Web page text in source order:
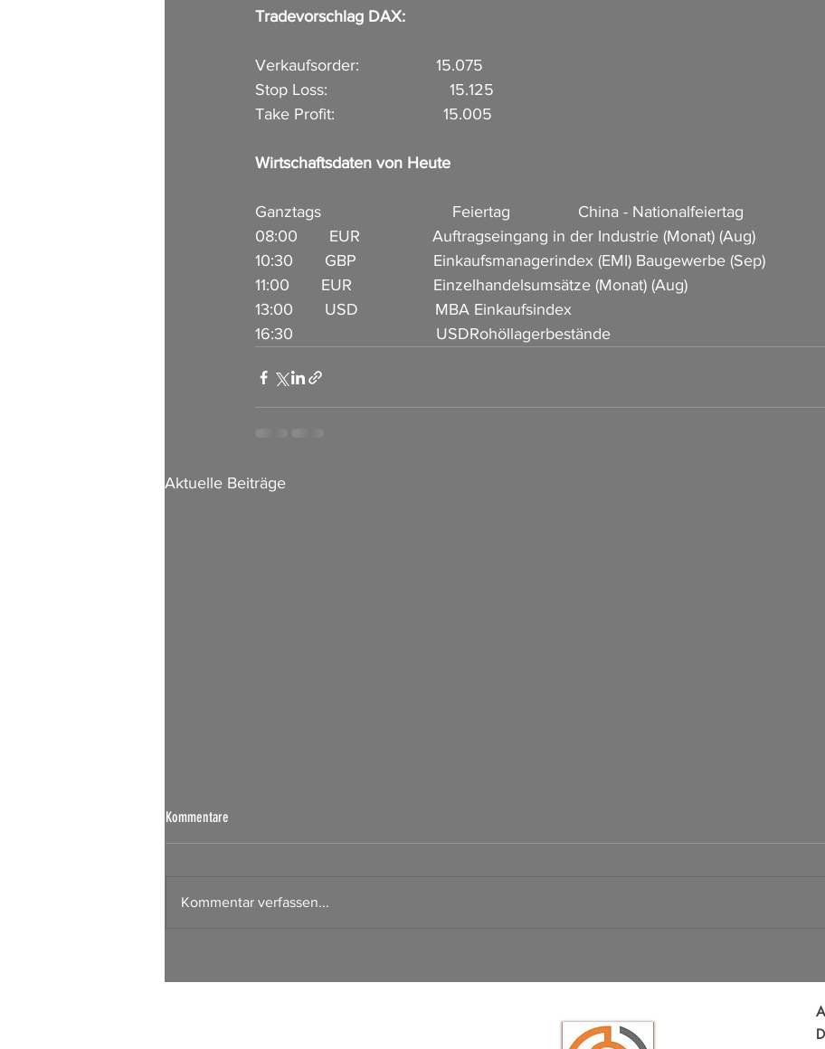
Tradevorschlag DAX:
Verkaufsorder:                 15.075
Stop Loss:                           15.125
Take Profit:                        15.005
Wirtschaftsdaten von Heute
Ganztags                             Feiertag               China - Nationalfeiertag
08:00       EUR                Auftragseingang in der Industrie (Monat) (Aug)
10:30       GBP                 Einkaufsmanagerindex (EMI) Baugewerbe
11:00       EUR                  Einzelhandelsumsätze (Monat) (Aug)
13:00       USD                 MBA Einkaufsindex
16:30				USDRohöllagerbestände
Aktuelle Beiträge
Börsen Radar 07.08.2026
Kommentare
Kommentar verfassen...